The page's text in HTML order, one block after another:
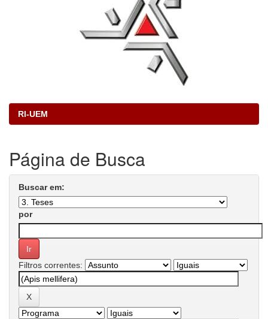
RI-UEM
Página de Busca
Buscar em:
por
Filtros correntes: